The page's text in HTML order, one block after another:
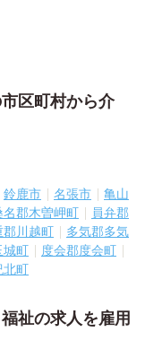
区町村から介
鈴鹿市 名張市
亀山
名郡木曽岬町
員弁郡
郡川越町
多気郡多気
城町
度会郡度会町
北町
祉の求人を雇用